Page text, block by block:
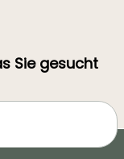
Sie gesucht